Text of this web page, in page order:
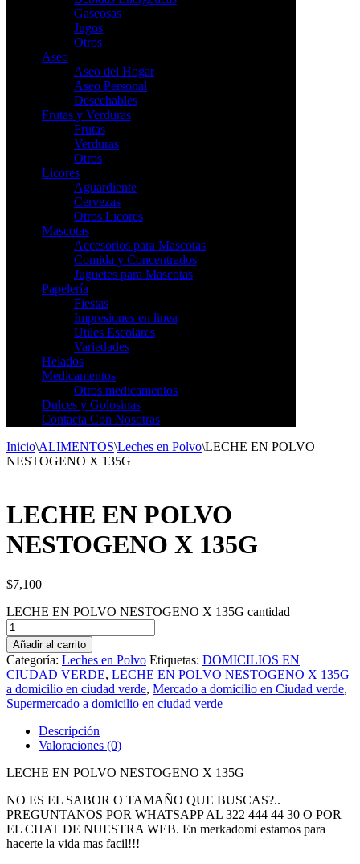
Gaseosas
Jugos
Otros
Aseo
Aseo del Hogar
Aseo Personal
Desechables
Frutas y Verduras
Frutas
Verduras
Otros
Licores
Aguardiente
Cervezas
Otros Licores
Mascotas
Accesorios para Mascotas
Comida y Concentrados
Juguetes para Mascotas
Papelería
Fiestas
Impresiones en linea
Utiles Escolares
Variedades
Helados
Medicamentos
Otros medicamentos
Dulces y Golosinas
Contacta Con Nosotras
Inicio\ALIMENTOS\Leches en Polvo\LECHE EN POLVO
NESTOGENO X 135G
LECHE EN POLVO
NESTOGENO X 135G
$7,100
LECHE EN POLVO NESTOGENO X 135G cantidad
Añadir al carrito
Categoría: Leches en Polvo Etiquetas: DOMICILIOS EN
CIUDAD VERDE, LECHE EN POLVO NESTOGENO X 135G
a domicilio en ciudad verde, Mercado a domicilio en Ciudad verde,
Supermercado a domicilio en ciudad verde
Descripción
Valoraciones (0)
LECHE EN POLVO NESTOGENO X 135G
NO ES EL SABOR O TAMAÑO QUE BUSCAS?..
PREGUNTANOS POR WHATSAPP AL 322 444 44 30 O POR
EL CHAT DE NUESTRA WEB. En merkadomi estamos para
hacerte la vida mas facil!!!